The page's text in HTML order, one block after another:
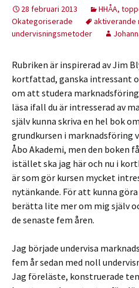
28 februari 2013 HHÅA,
Okategoriserade
aktiverande
undervisningsmetoder
Rubriken är inspirerad av Jim
kortfattad, ganska intressant
om att studera
läsa ifall du är intresserad av
själv kunna skriva en hel bok
grundkursen i marknadsföring
Åbo Akademi, men den boken
istället ska jag här och nu i
är som gör kursen mycket
nytänkande. För att kunna
berätta lite mer om mig själv
de senaste fem åren.
Jag började undervisa
fem år sedan med noll
Jag föreläste, konstruerade